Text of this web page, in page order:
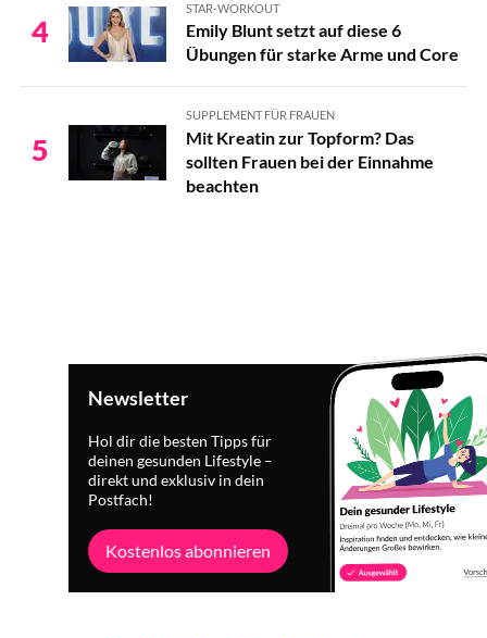
4
STAR-WORKOUT
Emily Blunt setzt auf diese 6
Übungen für starke Arme und Core
5
SUPPLEMENT FÜR FRAUEN
Mit Kreatin zur Topform? Das
sollten Frauen bei der Einnahme
beachten
Newsletter
Hol dir die besten Tipps für
deinen gesunden Lifestyle –
direkt und exklusiv in dein
Postfach!
Kostenlos abonnieren